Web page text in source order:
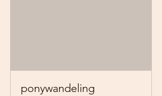
ponywandeling